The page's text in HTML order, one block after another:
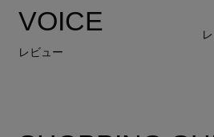
VOICE
レビュー